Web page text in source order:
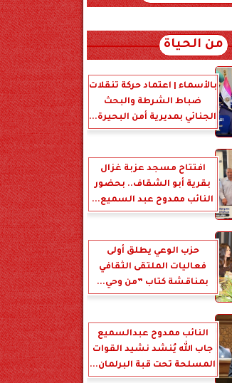
xml_json/rss/
من الحياة
بالأسماء | اعتماد حركة تنقلات
ضباط الشرطة والبحث
الجنائي بمديرية أمن البحيرة...
افتتاح مسجد عزبة غزال
بقرية أبو الشقاف.. بحضور
النائب ممدوح عبد السميع...
حزب الوعي يطلق أولى
فعاليات الملتقى الثقافي
بمناقشة كتاب ”من وحي...
النائب ممدوح عبدالسميع
جاب الله يُنشد نشيد القوات
المسلحة تحت قبة البرلمان...